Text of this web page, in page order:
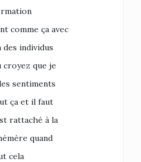
comme ça avec
individus
croyez que je
sentiments
ça et il faut
rattaché à la
quand
cela